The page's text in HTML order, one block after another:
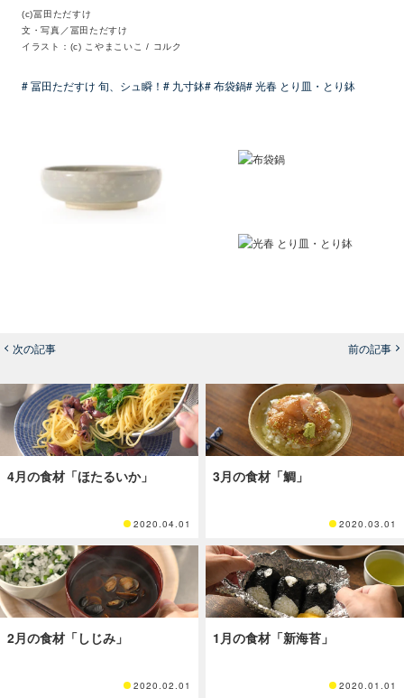
(c)冨田ただすけ
文・写真／冨田ただすけ
イラスト：(c) こやまこいこ / コルク
# 冨田ただすけ 旬、シュ瞬！ # 九寸鉢# 布袋鍋# 光春 とり皿・とり鉢
次の記事 前の記事
4月の食材「ほたるいか」
2020.04.01
3月の食材「鯛」
2020.03.01
2月の食材「しじみ」
2020.02.01
1月の食材「新海苔」
2020.01.01